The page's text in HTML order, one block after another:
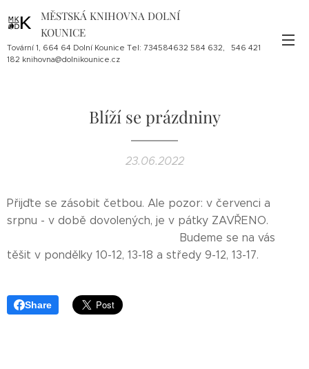
MĚSTSKÁ KNIHOVNA DOLNÍ
KOUNICE
Tovární 1, 664 64 Dolní Kounice Tel: 734584632 584 632, 546 421
182 knihovna@dolnikounice.cz
Blíží se prázdniny
23.06.2022
Přijďte se zásobit četbou. Ale pozor: v červenci a
srpnu - v době dovolených, je v pátky ZAVŘENO.
Budeme se na vás
těšit v pondělky 10-12, 13-18 a středy 9-12, 13-17.
Share